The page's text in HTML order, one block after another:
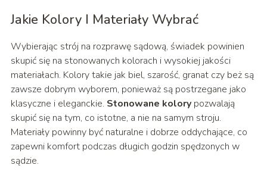
Jakie Kolory I Materiały Wybrać
Wybierając strój na rozprawę sądową, świadek powinien
skupić się na stonowanych kolorach i wysokiej jakości
materiałach. Kolory takie jak biel, szarość, granat czy beż są
zawsze dobrym wyborem, ponieważ są postrzegane jako
klasyczne i eleganckie. Stonowane kolorypozwalają
skupić się na tym, co istotne, a nie na samym stroju.
Materiały powinny być naturalne i dobrze oddychające, co
zapewni komfort podczas długich godzin spędzonych w
sądzie.